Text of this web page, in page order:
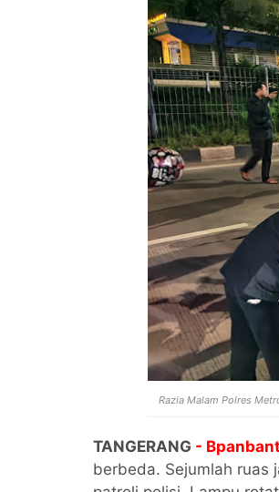
Razia Malam Polres
TANGERANG -
berbeda. Sejumlah ruas